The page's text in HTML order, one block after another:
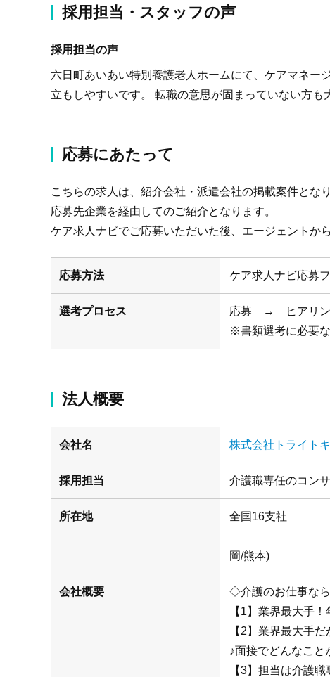
採用担当・スタッフの声
採用担当の声
六日町あいあい特別養護老人ホームにて、ケアマネー
立もしやすいです。 転職の意思が固まっていない方
応募にあたって
こちらの求人は、紹介会社・派遣会社の掲載案件となり
応募先企業を経由してのご紹介となります。
ケア求人ナビでご応募いただいた後、エージェントか
応募方法 ケア求人ナビ応募
選考プロセス
応募 → ヒアリ
※書類選考に必要
法人概要
会社名 株式会社トライト
採用担当 介護職専任のコン
所在地
(札幌/仙台
岡/熊本)
会社概要
◇介護のお仕事な
【1】業界最大手
【2】業界最大手
♪面接でどんなこと
【3】担当は介護